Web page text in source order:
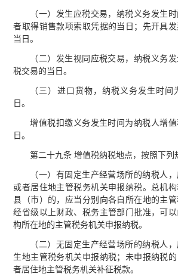
（一）发生应税交易，纳税义务发生
者取得销售款项索取凭据的当日；先开具
当日。
（二）发生视同应税交易，纳税义务
税交易的当日。
（三）进口货物，纳税义务发生时
日。
增值税扣缴义务发生时间为纳税人增
日。
第二十九条 增值税纳税地点，按照下列
（一）有固定生产经营场所的纳税人
或者居住地主管税务机关申报纳税。总机
县（市）的，应当分别向各自所在地的主管
经省级以上财政、税务主管部门批准，可
构所在地的主管税务机关申报纳税。
（二）无固定生产经营场所的纳税人
生地主管税务机关申报纳税；未申报纳税
者居住地主管税务机关补征税款。